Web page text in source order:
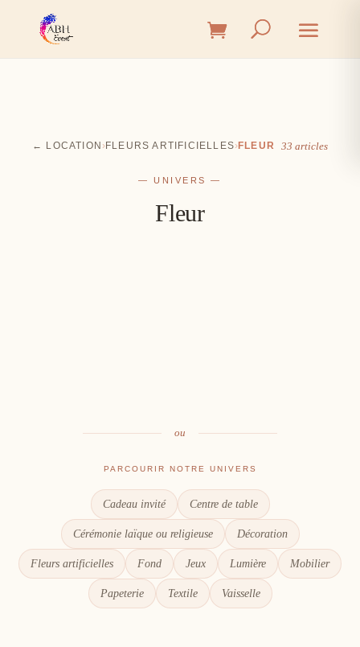
← LOCATION ›FLEURS ARTIFICIELLES›FLEUR 33 articles
— UNIVERS —
Fleur
ou
PARCOURIR NOTRE UNIVERS
Cadeau invité Centre de table
Cérémonie laïque ou religieuse Décoration
Fleurs artificielles Fond Jeux Lumière Mobilier
Papeterie Textile Vaisselle